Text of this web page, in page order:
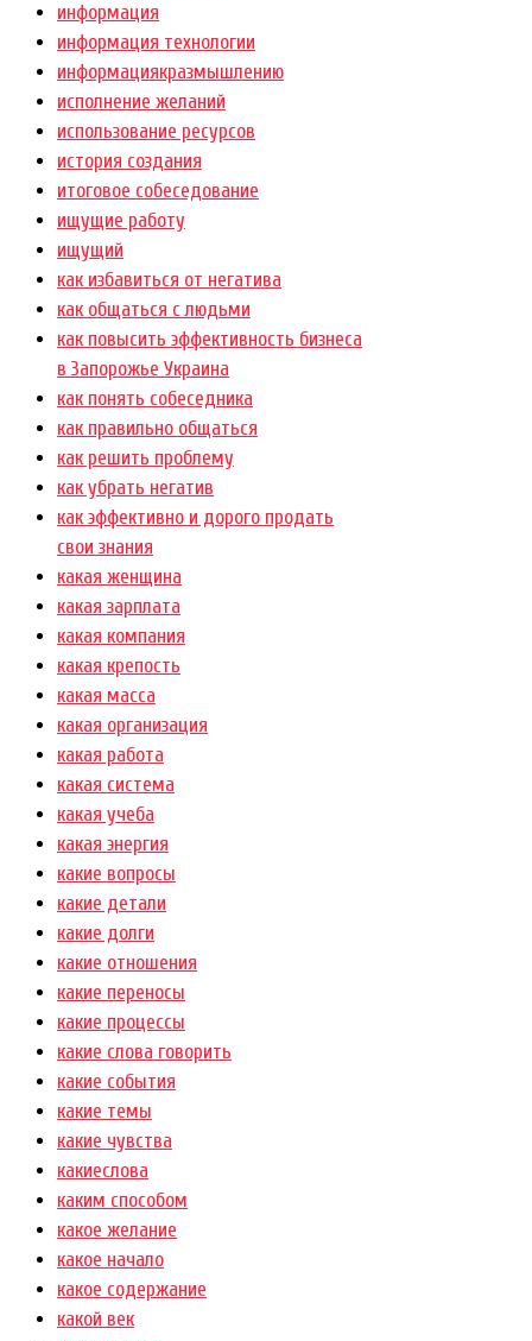
информация
информация технологии
информациякразмышлению
исполнение желаний
использование ресурсов
история создания
итоговое собеседование
ищущие работу
ищущий
как избавиться от негатива
как общаться с людьми
как повысить эффективность бизнеса
в Запорожье Украина
как понять собеседника
как правильно общаться
как решить проблему
как убрать негатив
как эффективно и дорого продать
свои знания
какая женщина
какая зарплата
какая компания
какая крепость
какая масса
какая организация
какая работа
какая система
какая учеба
какая энергия
какие вопросы
какие детали
какие долги
какие отношения
какие переносы
какие процессы
какие слова говорить
какие события
какие темы
какие чувства
какиеслова
каким способом
какое желание
какое начало
какое содержание
какой век